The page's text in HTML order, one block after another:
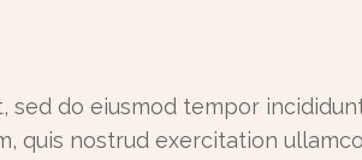
sed do eiusmod tempor
quis nostrud exercitation